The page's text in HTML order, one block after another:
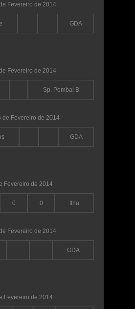
Fevereiro de 2014
GDA
Fevereiro de 2014
Sp. Pombal B
de Fevereiro de 2014
GDA
Fevereiro de 2014
0 0 Ilha
Fevereiro de 2014
GDA
Fevereiro de 2014